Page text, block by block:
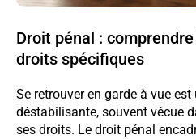
Droit pénal :
droits spécifiques
Se retrouver en garde à vue est
déstabilisante, souvent vécue
ses droits. Le droit pénal